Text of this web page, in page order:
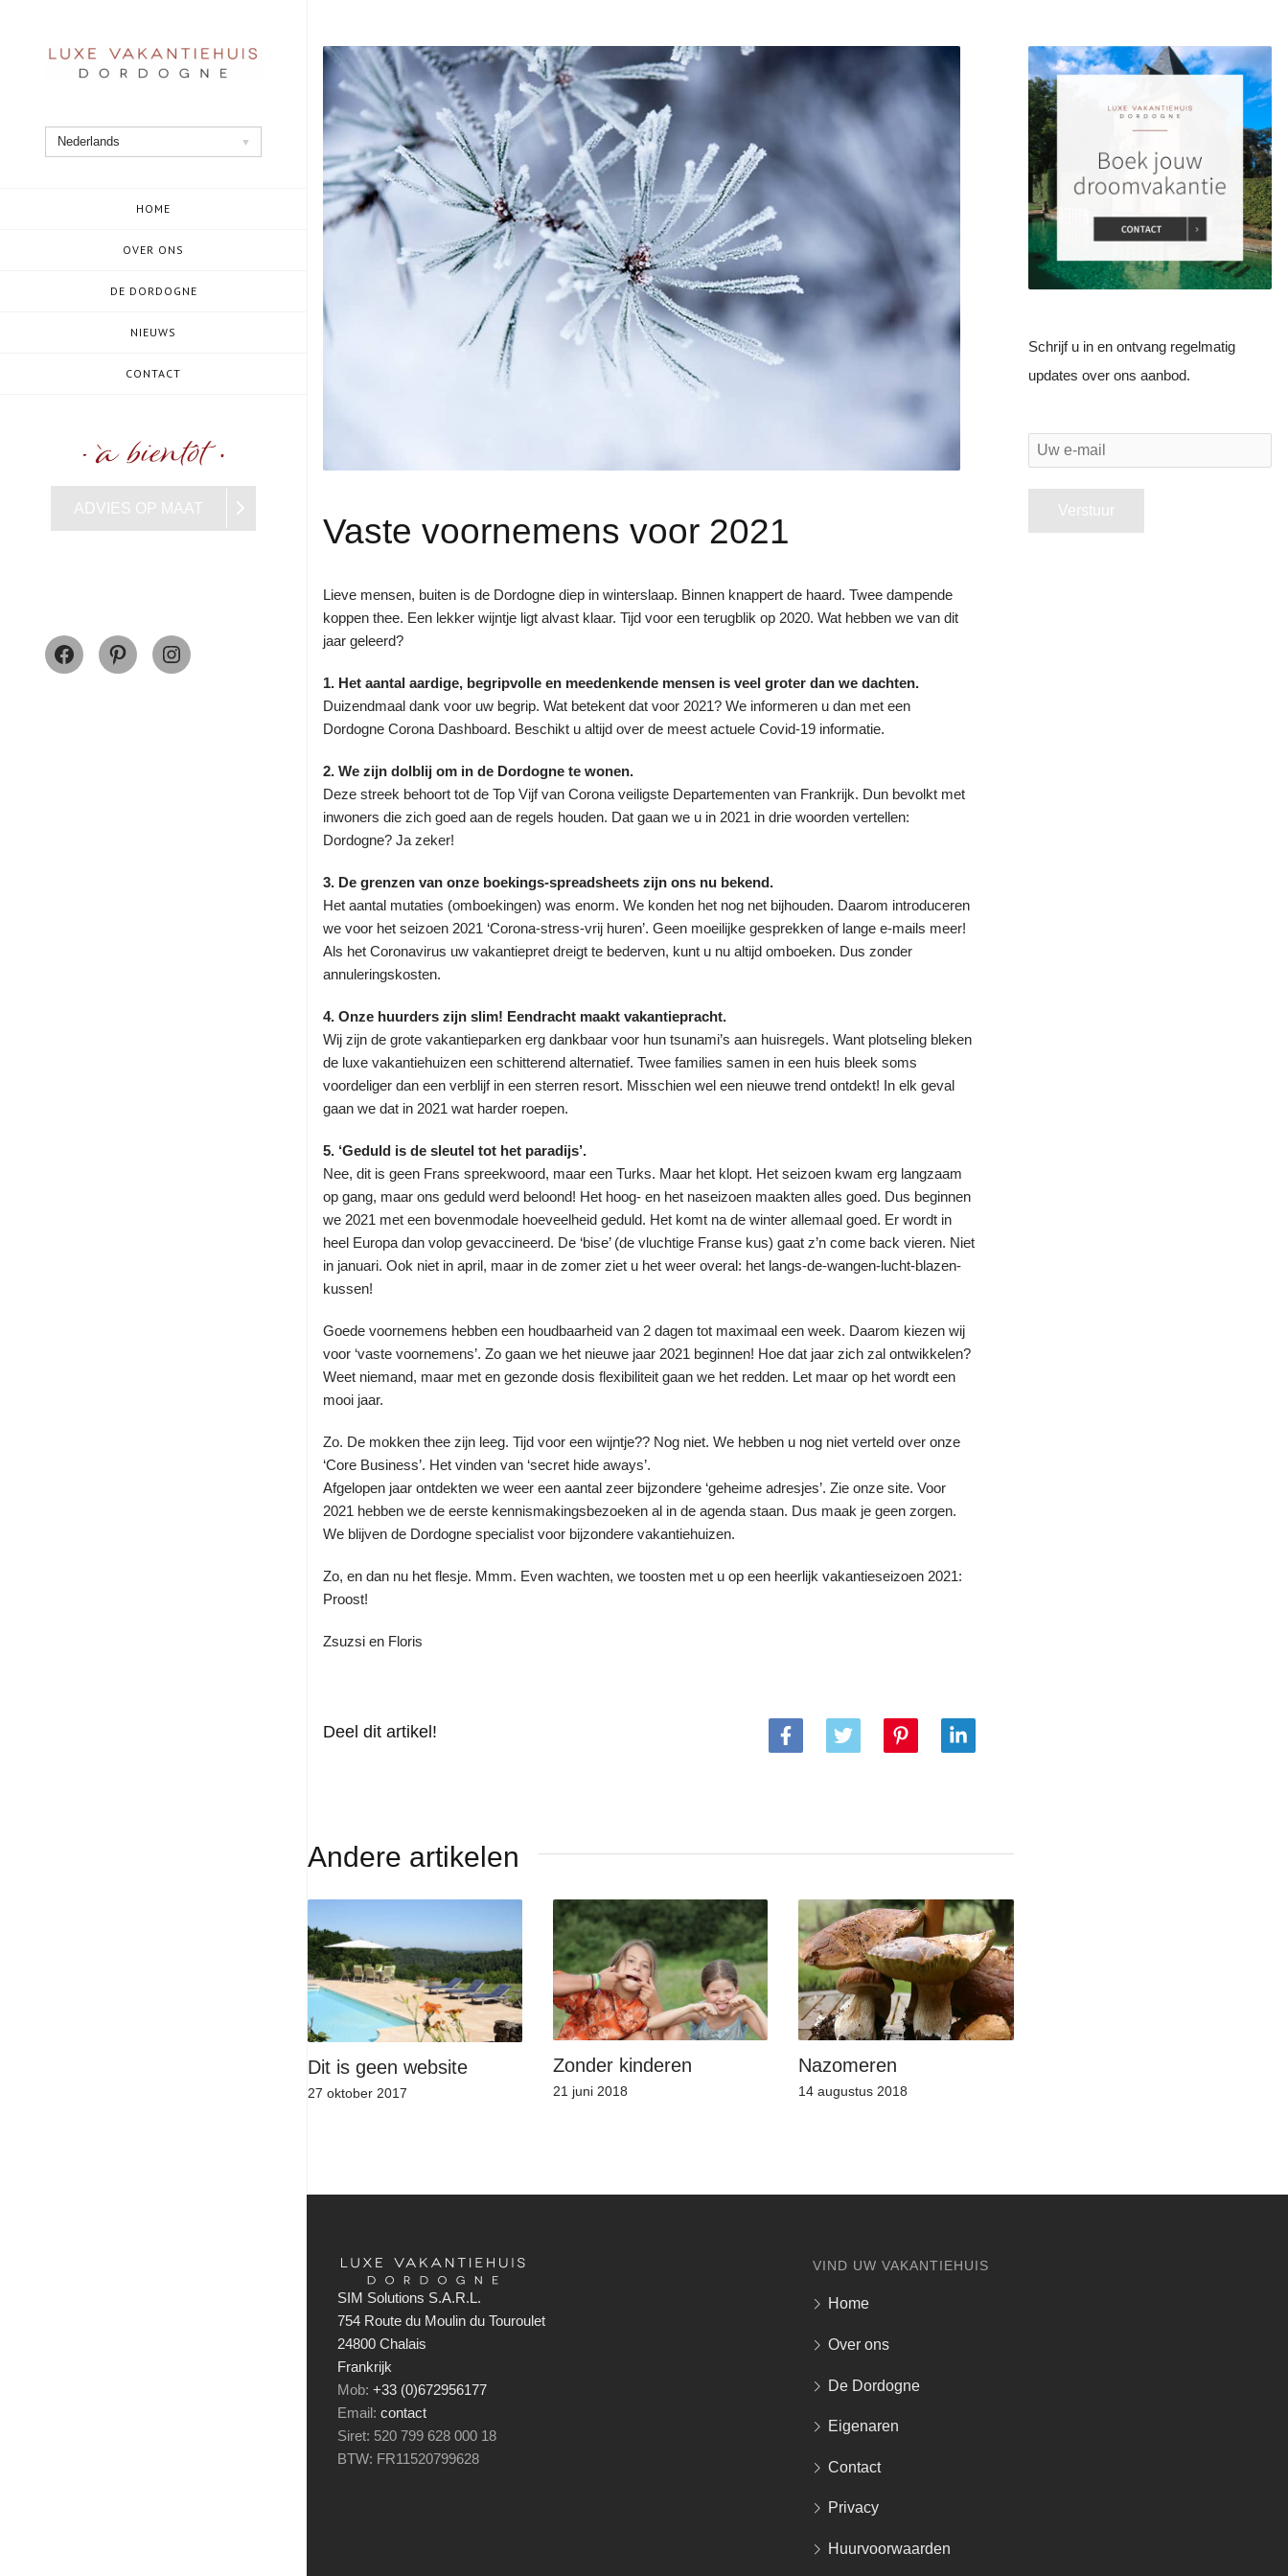
Nederlands
HOME
OVER ONS
DE DORDOGNE
NIEUWS
CONTACT
ADVIES OP MAAT
Facebook
PinterestInstagram
Vaste voornemens voor 2021
Lieve mensen, buiten is de Dordogne diep in winterslaap. Binnen knappert de haard. Twee dampende
koppen thee. Een lekker wijntje ligt alvast klaar. Tijd voor een terugblik op 2020. Wat hebben we van dit
jaar geleerd?
1. Het aantal aardige, begripvolle en meedenkende mensen is veel groter dan we dachten.
Duizendmaal dank voor uw begrip. Wat betekent dat voor 2021? We informeren u dan met een
Dordogne Corona Dashboard. Beschikt u altijd over de meest actuele Covid-19 informatie.
2. We zijn dolblij om in de Dordogne te wonen.
Deze streek behoort tot de Top Vijf van Corona veiligste Departementen van Frankrijk. Dun bevolkt met
inwoners die zich goed aan de regels houden. Dat gaan we u in 2021 in drie woorden vertellen:
Dordogne? Ja zeker!
3. De grenzen van onze boekings-spreadsheets zijn ons nu bekend.
Het aantal mutaties (omboekingen) was enorm. We konden het nog net bijhouden. Daarom introduceren
we voor het seizoen 2021 ‘Corona-stress-vrij huren’. Geen moeilijke gesprekken of lange e-mails meer!
Als het Coronavirus uw vakantiepret dreigt te bederven, kunt u nu altijd omboeken. Dus zonder
annuleringskosten.
4. Onze huurders zijn slim! Eendracht maakt vakantiepracht.
Wij zijn de grote vakantieparken erg dankbaar voor hun tsunami’s aan huisregels. Want plotseling bleken
de luxe vakantiehuizen een schitterend alternatief. Twee families samen in een huis bleek soms
voordeliger dan een verblijf in een sterren resort. Misschien wel een nieuwe trend ontdekt! In elk geval
gaan we dat in 2021 wat harder roepen.
5. ‘Geduld is de sleutel tot het paradijs’.
Nee, dit is geen Frans spreekwoord, maar een Turks. Maar het klopt. Het seizoen kwam erg langzaam
op gang, maar ons geduld werd beloond! Het hoog- en het naseizoen maakten alles goed. Dus beginnen
we 2021 met een bovenmodale hoeveelheid geduld. Het komt na de winter allemaal goed. Er wordt in
heel Europa dan volop gevaccineerd. De ‘bise’ (de vluchtige Franse kus) gaat z’n come back vieren. Niet
in januari. Ook niet in april, maar in de zomer ziet u het weer overal: het langs-de-wangen-lucht-blazen-
kussen!
Goede voornemens hebben een houdbaarheid van 2 dagen tot maximaal een week. Daarom kiezen wij
voor ‘vaste voornemens’. Zo gaan we het nieuwe jaar 2021 beginnen! Hoe dat jaar zich zal ontwikkelen?
Weet niemand, maar met en gezonde dosis flexibiliteit gaan we het redden. Let maar op het wordt een
mooi jaar.
Zo. De mokken thee zijn leeg. Tijd voor een wijntje?? Nog niet. We hebben u nog niet verteld over onze
‘Core Business’. Het vinden van ‘secret hide aways’.
Afgelopen jaar ontdekten we weer een aantal zeer bijzondere ‘geheime adresjes’. Zie onze site. Voor
2021 hebben we de eerste kennismakingsbezoeken al in de agenda staan. Dus maak je geen zorgen.
We blijven de Dordogne specialist voor bijzondere vakantiehuizen.
Zo, en dan nu het flesje. Mmm. Even wachten, we toosten met u op een heerlijk vakantieseizoen 2021:
Proost!
Zsuzsi en Floris
Deel dit artikel!
Andere artikelen
Dit is geen website
27 oktober 2017
Zonder kinderen
21 juni 2018
Nazomeren
14 augustus 2018
Schrijf u in en ontvang regelmatig
updates over ons aanbod.
U
SIM Solutions S.A.R.L.
754 Route du Moulin du Touroulet
24800 Chalais
Frankrijk
Mob: +33 (0)672956177
Email: contact
Siret: 520 799 628 000 18
BTW: FR11520799628
VIND UW VAKANTIEHUIS
Home
Over ons
De Dordogne
Eigenaren
Contact
Privacy
Huurvoorwaarden